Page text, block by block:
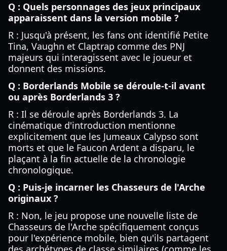
Q : Quels personnages des jeux principaux
apparaissent dans la version mobile ?
R : Jusqu'à présent, les fans ont identifié Petite
Tina, Vaughn et Claptrap comme des PNJ
majeurs qui interagissent avec le joueur et
donnent des missions.
Q : Borderlands Mobile se déroule-t-il avant
ou après Borderlands 3 ?
R : Il se déroule après Borderlands 3. La
cinématique d'introduction mentionne
explicitement que les Jumeaux Calypso sont
morts et que le Faucon Ardent a disparu, le
plaçant à la fin actuelle de la chronologie
chronologique.
Q : Puis-je incarner les Chasseurs de l'Arche
originaux ?
R : Non, le jeu propose une nouvelle liste de
Chasseurs de l'Arche spécifiquement conçus
pour l'expérience mobile, bien qu'ils partagent